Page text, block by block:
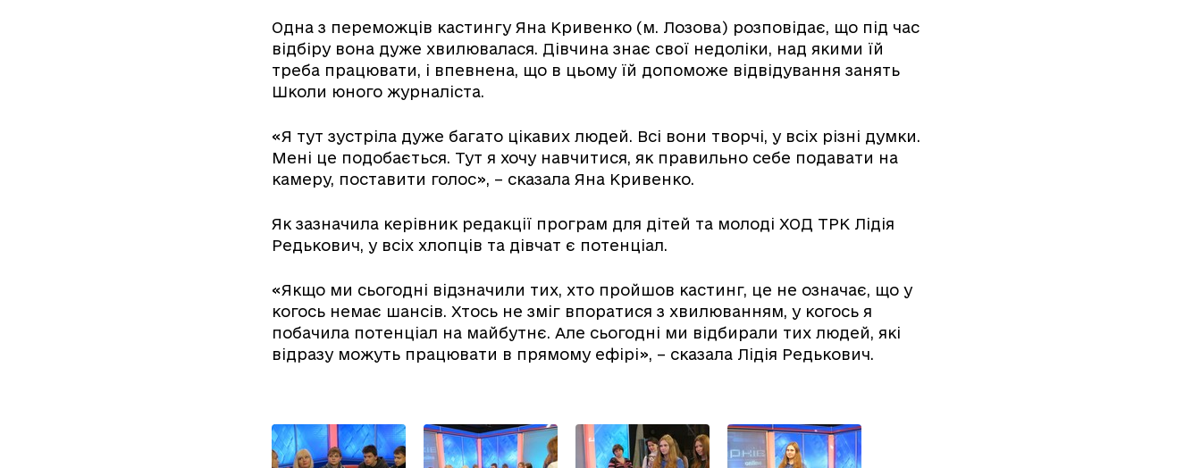
Одна з переможців кастингу Яна Кривенко (м. Лозова) розповідає, що під час
відбіру вона дуже хвилювалася. Дівчина знає свої недоліки, над якими їй
треба працювати, і впевнена, що в цьому їй допоможе відвідування занять
Школи юного журналіста.
«Я тут зустріла дуже багато цікавих людей. Всі вони творчі, у всіх різні думки.
Мені це подобається. Тут я хочу навчитися, як правильно себе подавати на
камеру, поставити голос», – сказала Яна Кривенко.
Як зазначила керівник редакції програм для дітей та молоді ХОД ТРК Лідія
Редькович, у всіх хлопців та дівчат є потенціал.
«Якщо ми сьогодні відзначили тих, хто пройшов кастинг, це не означає, що у
когось немає шансів. Хтось не зміг впоратися з хвилюванням, у когось я
побачила потенціал на майбутнє. Але сьогодні ми відбирали тих людей, які
відразу можуть працювати в прямому ефірі», – сказала Лідія Редькович.